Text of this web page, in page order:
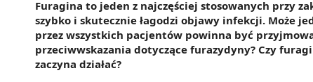
Furagina to jeden z najczęściej stosowanych przy
szybko i skutecznie łagodzi objawy infekcji. Może
przez wszystkich pacjentów powinna być
przeciwwskazania dotyczące furazydyny? Czy
zaczyna działać?